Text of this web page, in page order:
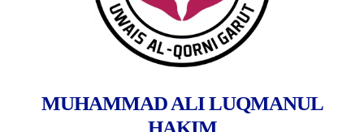
MUHAMMAD ALI LUQMANUL
HAKIM